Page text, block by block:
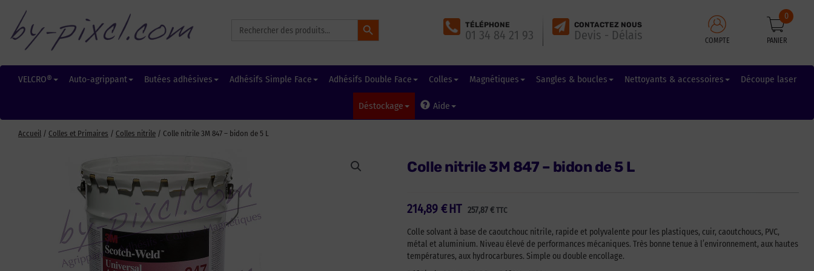
for:
Search Button
TÉLÉPHONE
01 34 84 21 93
CONTACTEZ NOUS
Devis - Délais COMPTE PANIER
0
VELCRO® Auto-agrippant Butées adhésives Adhésifs Simple Face Adhésifs Double Face Colles Magnétiques Sangles & boucles Nettoyants & accessoires Découpe laser
Déstockage Aide
Accueil / Colles et Primaires / Colles nitrile / Colle nitrile 3M 847 – bidon de 5 L
Colle nitrile 3M 847 – bidon de 5 L
214,89 € 257,87€ TTC
HT
Colle solvant à base de caoutchouc nitrile, rapide et polyvalente pour les plastiques, cuir, caoutchoucs, PVC,
métal et aluminium. Niveau élevé de performances mécaniques. Très bonne tenue à l’environnement, aux hautes
températures, aux hydrocarbures. Simple ou double encollage.